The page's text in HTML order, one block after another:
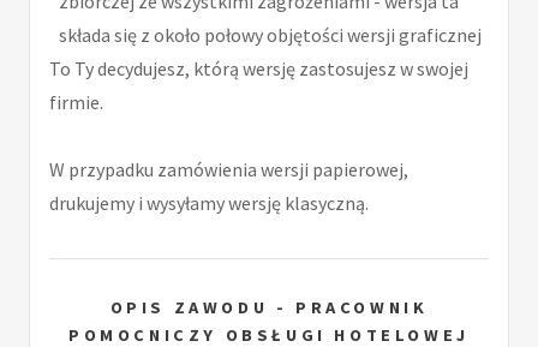
składa się z około połowy objętości wersji graficznej
To Ty decydujesz, którą wersję zastosujesz w swojej
firmie.
W przypadku zamówienia wersji papierowej,
drukujemy i wysyłamy wersję klasyczną.
OPIS ZAWODU - PRACOWNIK
POMOCNICZY OBSŁUGI HOTELOWEJ